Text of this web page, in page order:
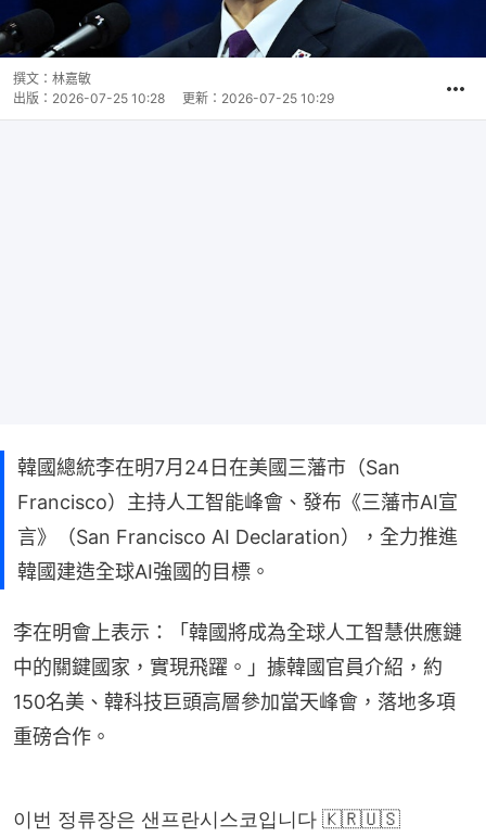
撰文： 林嘉敏
出版： 2026-07-25 10:28 更新： 2026-07-25 10:29
韓國總統李在明7月24日在美國三藩市（San
Francisco）主持人工智能峰會、發布《三藩市AI宣
言》（San Francisco AI Declaration），全力推進
韓國建造全球AI強國的目標。
李在明會上表示：「韓國將成為全球人工智慧供應鏈
中的關鍵國家，實現飛躍。」據韓國官員介紹，約
150名美、韓科技巨頭高層參加當天峰會，落地多項
重磅合作。
https://t.co/stXQovbZHX#이재명 #대통령 #US